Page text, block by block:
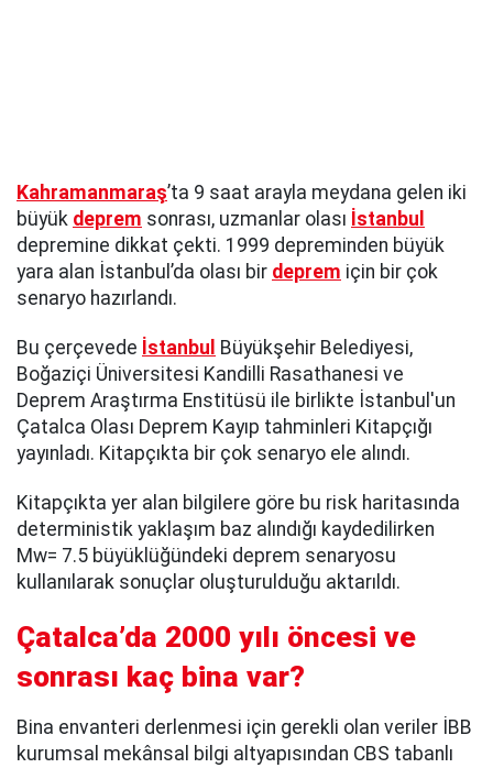
Kahramanmaraş’ta 9 saat arayla meydana gelen iki
büyük deprem sonrası, uzmanlar olası İstanbul
depremine dikkat çekti. 1999 depreminden büyük
yara alan İstanbul’da olası bir deprem için bir çok
senaryo hazırlandı.
Bu çerçevede İstanbul Büyükşehir Belediyesi,
Boğaziçi Üniversitesi Kandilli Rasathanesi ve
Deprem Araştırma Enstitüsü ile birlikte İstanbul'un
Çatalca Olası Deprem Kayıp tahminleri Kitapçığı
yayınladı. Kitapçıkta bir çok senaryo ele alındı.
Kitapçıkta yer alan bilgilere göre bu risk haritasında
deterministik yaklaşım baz alındığı kaydedilirken
Mw= 7.5 büyüklüğündeki deprem senaryosu
kullanılarak sonuçlar oluşturulduğu aktarıldı.
Çatalca’da 2000 yılı öncesi ve
sonrası kaç bina var?
Bina envanteri derlenmesi için gerekli olan veriler İBB
kurumsal mekânsal bilgi altyapısından CBS tabanlı